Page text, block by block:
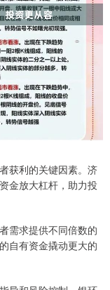
获利的关键因素。济
金放大杠杆，助力投
需求提供不同倍数的
自有资金撬动更大的